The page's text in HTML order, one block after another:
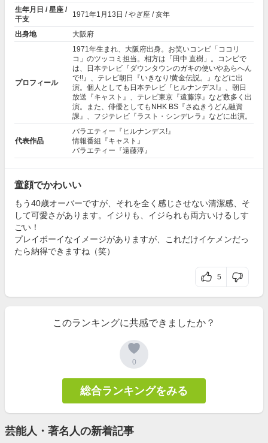
生年月日 / 星座 /
干支
1971年1月13日 / やぎ座 / 亥年
出身地 大阪府
プロフィール
1971年生まれ、大阪府出身。お笑いコンビ「ココリ
コ」のツッコミ担当。相方は「田中 直樹」。コンビで
は、日本テレビ『ダウンタウンのガキの使いやあらへん
で!!』、テレビ朝日『いきなり!黄金伝説。』などに出
演。個人としても日本テレビ『ヒルナンデス!』、朝日
放送『キャスト』、テレビ東京『遠藤淳』など数多く出
演。また、俳優としてもNHK BS『さぬきうどん融資
課』、フジテレビ『ラスト・シンデレラ』などに出演。
代表作品
バラエティー『ヒルナンデス!』
情報番組『キャスト』
バラエティー『遠藤淳』
童顔でかわいい
もう40歳オーバーですが、それを全く感じさせない清潔感、そ
して可愛さがあります。イジりも、イジられも両方いけるしす
ごい！
プレイボーイなイメージがありますが、これだけイケメンだっ
たら納得できますね（笑）
5
このランキングに共感できましたか？
0
総合ランキングをみる
芸能人・著名人の新着記事